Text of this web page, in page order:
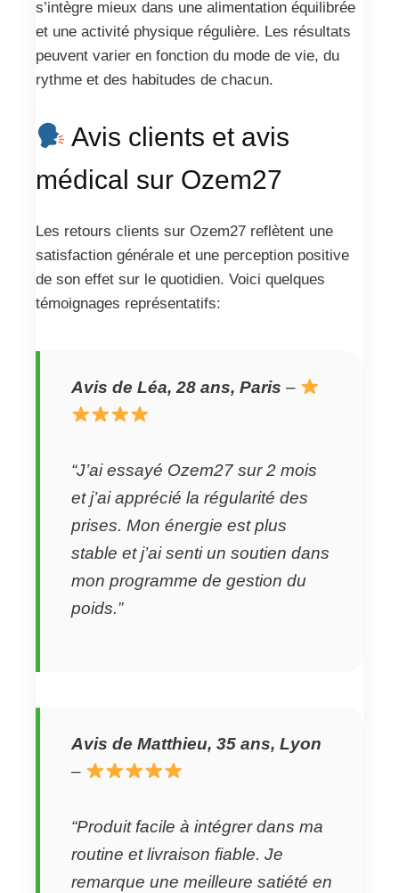
s’intègre mieux dans une alimentation équilibrée
et une activité physique régulière. Les résultats
peuvent varier en fonction du mode de vie, du
rythme et des habitudes de chacun.
Avis clients et avis
médical sur Ozem27
Les retours clients sur Ozem27 reflètent une
satisfaction générale et une perception positive
de son effet sur le quotidien. Voici quelques
témoignages représentatifs:
Avis de Léa, 28 ans, Paris –
“J’ai essayé Ozem27 sur 2 mois
et j’ai apprécié la régularité des
prises. Mon énergie est plus
stable et j’ai senti un soutien dans
mon programme de gestion du
poids.”
Avis de Matthieu, 35 ans, Lyon
–
“Produit facile à intégrer dans ma
routine et livraison fiable. Je
remarque une meilleure satiété en